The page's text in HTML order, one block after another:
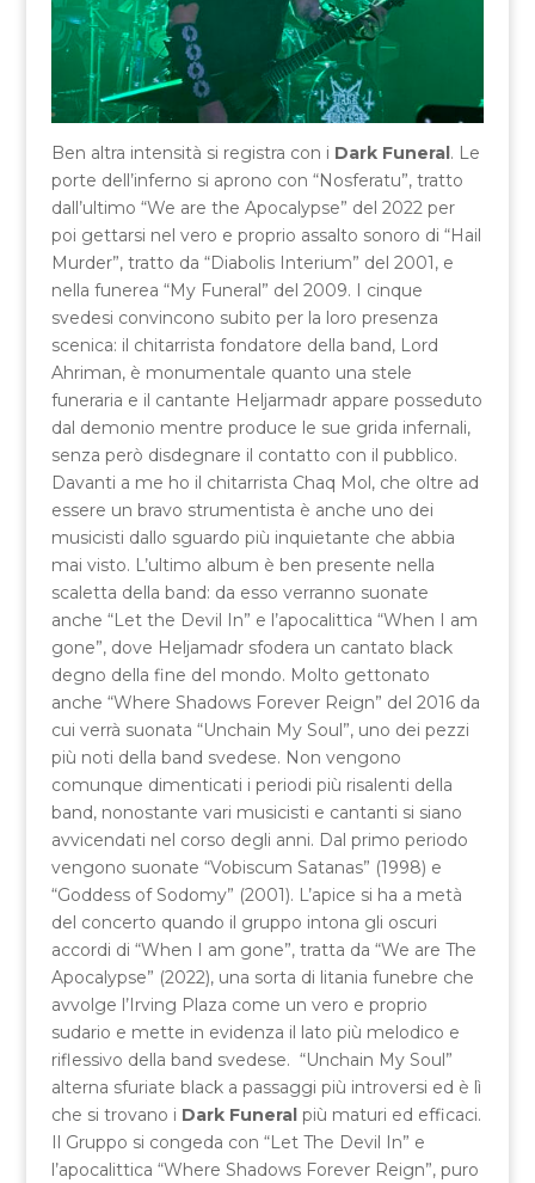
Ben altra intensità si registra con i Dark Funeral. Le
porte dell’inferno si aprono con “Nosferatu”, tratto
dall’ultimo “We are the Apocalypse” del 2022 per
poi gettarsi nel vero e proprio assalto sonoro di “Hail
Murder”, tratto da “Diabolis Interium” del 2001, e
nella funerea “My Funeral” del 2009. I cinque
svedesi convincono subito per la loro presenza
scenica: il chitarrista fondatore della band, Lord
Ahriman, è monumentale quanto una stele
funeraria e il cantante Heljarmadr appare posseduto
dal demonio mentre produce le sue grida infernali,
senza però disdegnare il contatto con il pubblico.
Davanti a me ho il chitarrista Chaq Mol, che oltre ad
essere un bravo strumentista è anche uno dei
musicisti dallo sguardo più inquietante che abbia
mai visto. L’ultimo album è ben presente nella
scaletta della band: da esso verranno suonate
anche “Let the Devil In” e l’apocalittica “When I am
gone”, dove Heljamadr sfodera un cantato black
degno della fine del mondo. Molto gettonato
anche “Where Shadows Forever Reign” del 2016 da
cui verrà suonata “Unchain My Soul”, uno dei pezzi
più noti della band svedese. Non vengono
comunque dimenticati i periodi più risalenti della
band, nonostante vari musicisti e cantanti si siano
avvicendati nel corso degli anni. Dal primo periodo
vengono suonate “Vobiscum Satanas” (1998) e
“Goddess of Sodomy” (2001). L’apice si ha a metà
del concerto quando il gruppo intona gli oscuri
accordi di “When I am gone”, tratta da “We are The
Apocalypse” (2022), una sorta di litania funebre che
avvolge l’Irving Plaza come un vero e proprio
sudario e mette in evidenza il lato più melodico e
riflessivo della band svedese. “Unchain My Soul”
alterna sfuriate black a passaggi più introversi ed è lì
che si trovano i Dark Funeralpiù maturi ed efficaci.
Il Gruppo si congeda con “Let The Devil In” e
l’apocalittica “Where Shadows Forever Reign”, puro